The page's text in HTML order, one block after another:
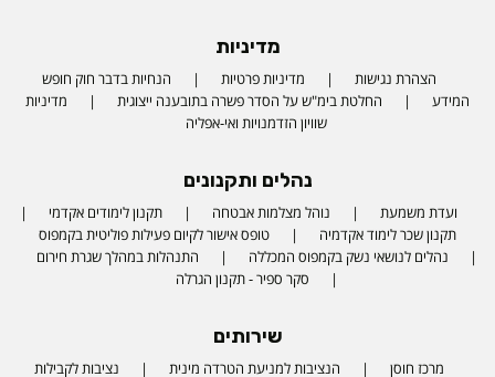
מדיניות
הצהרת נגישות מדיניות פרטיות
הנחיות בדבר חוק חופש
המידע
החלטת בימ"ש על הסדר פשרה בתובענה ייצוגית
מדיניות
שוויון הזדמנויות ואי-אפליה
נהלים ותקנונים
ועדת משמעת נוהל מצלמות אבטחה
תקנון לימודים אקדמי
תקנון שכר לימוד אקדמיה
טופס אישור לקיום פעילות פוליטית בקמפוס
נהלים לנושאי נשק בקמפוס המכללה
התנהלות במהלך שגרת חירום
סקר ספיר - תקנון הגרלה
שירותים
מרכז חוסן הנציבות למניעת הטרדה מינית
נציבות לקבילות